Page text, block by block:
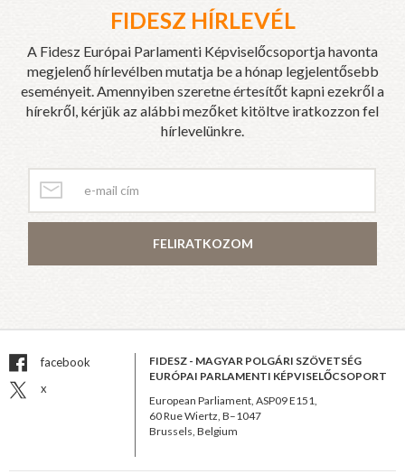
FIDESZ HÍRLEVÉL
A Fidesz Európai Parlamenti Képviselőcsoportja havonta
megjelenő hírlevélben mutatja be a hónap legjelentősebb
eseményeit. Amennyiben szeretne értesítőt kapni ezekről a
hírekről, kérjük az alábbi mezőket kitöltve iratkozzon fel
hírlevelünkre.
FELIRATKOZOM
facebook
x
FIDESZ - MAGYAR POLGÁRI SZÖVETSÉG
EURÓPAI PARLAMENTI KÉPVISELŐCSOPORT
European Parliament, ASP09 E151,
60 Rue Wiertz, B–1047
Brussels, Belgium